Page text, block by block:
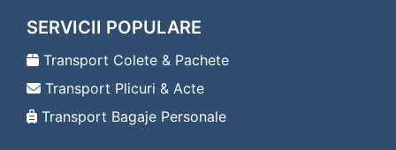
Transport Colete Deta Deutschlandsberg
Transport Colete Deta Dornbirn
Transport Colete Deta Drosendorf-Zissersdorf
Transport Colete Deta Dürnstein
Transport Colete Deta Ebenfurth
Transport Colete Deta Ebreichsdorf
SERVICII POPULARE
Transport Colete & Pachete
Transport Plicuri & Acte
Transport Bagaje Personale